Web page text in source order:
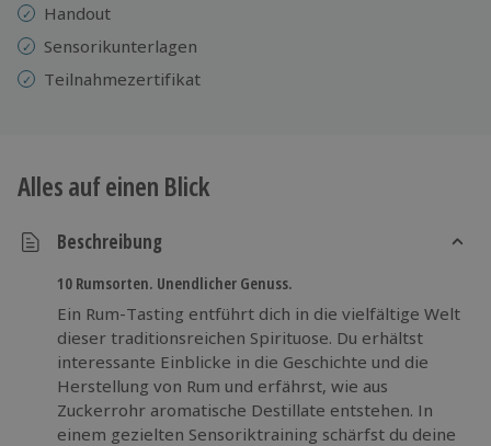
Handout
Sensorikunterlagen
Teilnahmezertifikat
Alles auf einen Blick
Beschreibung
10 Rumsorten. Unendlicher Genuss.
Ein Rum-Tasting entführt dich in die vielfältige Welt
dieser traditionsreichen Spirituose. Du erhältst
interessante Einblicke in die Geschichte und die
Herstellung von Rum und erfährst, wie aus
Zuckerrohr aromatische Destillate entstehen. In
einem gezielten Sensoriktraining schärfst du deine